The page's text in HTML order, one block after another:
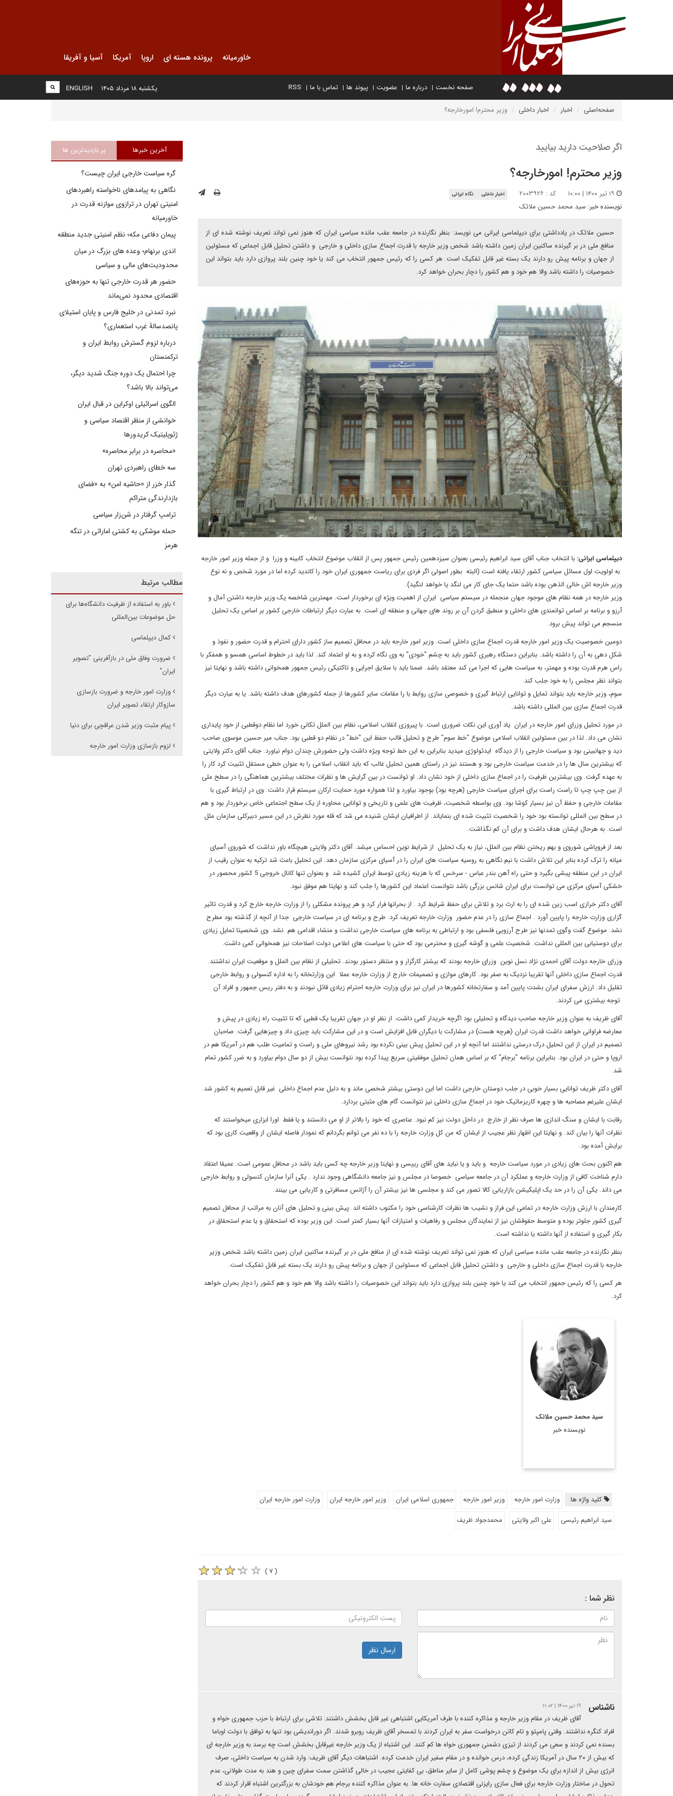
خاورمیانه پرونده هسته ای اروپا آمریکا آسیا و آفریقا
صفحه نخست درباره ما عضویت پیوند ها تماس با ما RSS
ENGLISH یکشنبه ۱۸ مرداد ۱۴۰۵
صفحه‌اصلی اخبار اخبار داخلی وزیر محترم! امورخارجه؟
اگر صلاحیت دارید بیایید
وزیر محترم! امورخارجه؟
کد : ۲۰۰۳۹۲۶ اخبار داخلی نگاه ایرانی
نویسنده خبر: سید محمد حسین ملائک
حسین ملائک در یادداشتی برای دیپلماسی ایرانی می نویسد: بنظر نگارنده در جامعه عقب مانده سیاسی ایران که هنوز نمی تواند تعریف نوشته شده ای از
منافع ملی در بر گیرنده ساکنین ایران زمین داشته باشد شخص وزیر خارجه با قدرت اجماع سازی داخلی و خارجی و داشتن تحلیل قابل اجماعی که مسئولین
از جهان و برنامه پیش رو دارند یک بسته غیر قابل تفکیک است. هر کسی را که رئیس جمهور انتخاب می کند یا خود چنین بلند پروازی دارد باید بتواند این
خصوصیات را داشته باشد والا هم خود و هم کشور را دچار بحران خواهد کرد.
دیپلماسی ایرانی: با انتخاب جناب آقای سید ابراهیم رئیسی بعنوان سیزدهمین رئیس جمهور پس از انقلاب موضوع انتخاب کابینه و وزرا و از جمله وزیر امور خارجه
به اولویت اول مسائل سیاسی کشور ارتقاء یافته است (البته بطور اصولی اگر فردی برای ریاست جمهوری ایران خود را کاندید کرده اما در مورد شخص و نه نوع
وزیر خارجه اش خالی الذهن بوده باشد حتما یک جای کار می لنگد یا خواهد لنگید).
وزیر خارجه در همه نظام های موجود جهان منجمله در سیستم سیاسی ایران از اهمیت ویژه ای برخوردار است. مهمترین شاخصه یک وزیر خارجه داشتن آمال و
آرزو و برنامه بر اساس توانمندی های داخلی و منطبق کردن آن بر روند های جهانی و منطقه ای است. به عبارت دیگر ارتباطات خارجی کشور بر اساس یک تحلیل
منسجم می تواند پیش برود.
دومین خصوصیت یک وزیر امور خارجه قدرت اجماع سازی داخلی است. وزیر امور خارجه باید در محافل تصمیم ساز کشور دارای احترام و قدرت حضور و نفوذ و
شکل دهی به آن را داشته باشد. بنابراین دستگاه رهبری کشور باید به چشم "خودی" به وی نگاه کرده و به او اعتماد کند. لذا باید در خطوط اساسی همسو و همفکر با
راس هرم قدرت بوده و مهمتر، به سیاست هایی که اجرا می کند معتقد باشد. ضمنا باید با سلایق اجرایی و تاکتیکی رئیس جمهور همخوانی داشته باشد و نهایتا نیز
بتواند نظر مجلس را به خود جلب کند.
سوم، وزیر خارجه باید بتواند تمایل و توانایی ارتباط گیری و خصوصی سازی روابط با را مقامات سایر کشورها از جمله کشورهای هدف داشته باشد. یا به عبارت دیگر
قدرت اجماع سازی بین المللی داشته باشد.
در مورد تحلیل وزرای امور خارجه در ایران یاد آوری این نکات ضروری است. با پیروزی انقلاب اسلامی، نظام بین الملل تکانی خورد اما نظام دوقطبی از خود پایداری
نشان می داد. لذا در بین مسئولین انقلاب اسلامی موضوع "خط سوم" طرح و تحلیل قالب حفظ این "خط" در نظام دو قطبی بود. جناب میر حسین موسوی صاحب
دید و جهانبینی بود و سیاست خارجی را از دیدگاه ایدئولوژی میدید بنابراین به این خط توجه ویژه داشت ولی حضورش چندان دوام نیاورد. جناب آقای دکتر ولایتی
که بیشترین سال ها را در خدمت سیاست خارجی بود و هستند نیز در راستای همین تحلیل غالب که باید انقلاب اسلامی را به عنوان خطی مستقل تثبیت کرد کار را
به عهده گرفت. وی بیشترین ظرفیت را در اجماع سازی داخلی از خود نشان داد. او توانست در بین گرایش ها و نظرات مختلف بیشترین هماهنگی را در سطح ملی
از بین چپ چپ تا راست راست برای اجرای سیاست خارجی (هرچه بود) بوجود بیاورد و لذا همواره مورد حمایت ارکان سیستم قرار داشت. وی در ارتباط گیری با
مقامات خارجی و حفظ آن نیز بسیار کوشا بود. وی بواسطه شخصیت، ظرفیت های علمی و تاریخی و توانایی محاوره از یک سطح اجتماعی خاص برخوردار بود و هم
در سطح بین المللی توانسته بود خود را شخصیت تثبیت شده ای بنمایاند. از اطرافیان ایشان شنیده می شد که قله مورد نظرش در این مسیر دبیرکلی سازمان ملل
است. به هرحال ایشان هدف داشت و برای آن کم نگذاشت.
بعد از فروپاشی شوروی و بهم ریختن نظام بین الملل، نیاز به یک تحلیل از شرایط نوین احساس میشد. آقای دکتر ولایتی هیچگاه باور نداشت که شوروی آسیای
میانه را ترک کرده بنابر این تلاش داشت با نیم نگاهی به روسیه سیاست های ایران را در آسیای مرکزی سازمان دهد. این تحلیل باعث شد ترکیه به عنوان رقیب از
ایران در این منطقه پیشی بگیرد و حتی راه آهن بندر عباس - سرخس که با هزینه زیادی توسط ایران کشیده شد و بعنوان تنها کانال خروجی 5 کشور محصور در
خشکی آسیای مرکزی می توانست برای ایران شانس بزرگی باشد نتوانست اعتماد این کشورها را جلب کند و نهایتا هم موفق نبود.
آقای دکتر خرازی اسب زین شده ای را به ارث برد و تلاش برای حفظ شرایط کرد . از بحرانها فرار کرد و هر پرونده مشکلی را از وزارت خارجه خارج کرد و قدرت تاثیر
گزاری وزارت خارجه را پایین آورد . اجماع سازی را در عدم حضور وزارت خارجه تعریف کرد. طرح و برنامه ای در سیاست خارجی جدا از آنچه از گذشته بود مطرح
نشد. موضوع گفت وگوی تمدنها نیز طرح آرزویی فلسفی بود و ارتباطی به برنامه های سیاست خارجی نداشت و منشاء اقدامی هم نشد. وی شخصیتا تمایل زیادی
برای دوستیابی بین المللی نداشت. شخصیت علمی و گوشه گیری و محترمی بود که حتی با سیاست های اعلامی دولت اصلاحات نیز همخوانی کمی داشت.
وزرای خارجه دولت آقای احمدی نژاد نسل نوین وزرای خارجه بودند که بیشتر کارگزار و و منتظر دستور بودند. تحلیلی از نظام بین الملل و موقعیت ایران نداشتند.
قدرت اجماع سازی داخلی آنها تقریبا نزدیک به صفر بود. کارهای موازی و تصمیمات خارج از وزارت خارجه عملا این وزارتخانه را به اداره کنسولی و روابط خارجی
تقلیل داد. ارزش سفرای ایران بشدت پایین آمد و سفارتخانه کشورها در ایران نیز برای وزارت خارجه احترام زیادی قائل نبودند و به دفتر ریس جمهور و افراد آن
توجه بیشتری می کردند.
آقای ظریف به عنوان وزیر خارجه صاحب دیدگاه و تحلیلی بود اگرچه خریدار کمی داشت. از نظر او در جهان تقریبا یک قطبی که تا تثبیت راه زیادی در پیش و
معارضه فراوانی خواهد داشت قدرت ایران (هرچه هست) در مشارکت با دیگران قابل افزایش است و در این مشارکت باید چیزی داد و چیزهایی گرفت. صاحبان
تصمیم در ایران از این تحلیل درک درستی نداشتند اما آنچه او در این تحلیل پیش بینی نکرده بود رشد نیروهای ملی و راست و تمامیت طلب هم در آمریکا هم در
اروپا و حتی در ایران بود. بنابراین برنامه "برجام" که بر اساس همان تحلیل موفقیتی سریع پیدا کرده بود نتوانست بیش از دو سال دوام بیاورد و به ضرر کشور تمام
شد.
آقای دکتر ظریف توانایی بسیار خوبی در جلب دوستان خارجی داشت اما این دوستی بیشتر شخصی ماند و به دلیل عدم اجماع داخلی غیر قابل تعمیم به کشور شد.
ایشان علیرغم مصاحبه ها و چهره کاریزماتیک خود در اجماع سازی داخلی نیز نتوانست گام های مثبتی بردارد.
رقابت با ایشان و سنگ اندازی ها صرف نظر از خارج در داخل دولت نیز کم نبود. عناصری که خود را بالاتر از او می دانستند و یا فقط اورا ابزاری میخواستند که
نظرات آنها را بیان کند. و نهایتا این اظهار نظر عجیب از ایشان که من کل وزارت خارجه را با ده نفر می توانم بگردانم که نمودار فاصله ایشان از واقعیت کاری بود که
برایش آمده بود.
هم اکنون بحث های زیادی در مورد سیاست خارجه و باید و یا نباید های آقای رییسی و نهایتا وزیر خارجه چه کسی باید باشد در محافل عمومی است. عمیقا اعتقاد
دارم شناخت کافی از وزارت خارجه و عملکرد آن در جامعه سیاسی خصوصا در مجلس و نیز جامعه دانشگاهی وجود ندارد . یکی آنرا سازمان کنسولی و روابط خارجی
می داند. یکی آن را در حد یک اپلیکیشن بازاریابی کالا تصور می کند و مجلسی ها نیز بیشتر آن را آژانس مسافرتی و کاریابی می بینند.
کارمندان با ارزش وزارت خارجه در تمامی این فراز و نشیب ها نظرات کارشناسی خود را مکتوب داشته اند. پیش بینی و تحلیل های آنان به مراتب از محافل تصمیم
گیری کشور جلوتر بوده و متوسط حقوقشان نیز از نمایندگان مجلس و رفاهیات و امتیازات آنها بسیار کمتر است. این وزیر بوده که استحقاق و یا عدم استحقاق در
بکار گیری و استفاده از آنها داشته یا نداشته است.
بنظر نگارنده در جامعه عقب مانده سیاسی ایران که هنوز نمی تواند تعریف نوشته شده ای از منافع ملی در بر گیرنده ساکنین ایران زمین داشته باشد شخص وزیر
خارجه با قدرت اجماع سازی داخلی و خارجی و داشتن تحلیل قابل اجماعی که مسئولین از جهان و برنامه پیش رو دارند یک بسته غیر قابل تفکیک است.
هر کسی را که رئیس جمهور انتخاب می کند یا خود چنین بلند پروازی دارد باید بتواند این خصوصیات را داشته باشد والا هم خود و هم کشور را دچار بحران خواهد
کرد.
سید محمد حسین ملائک
نویسنده خبر
سید محمد حسین ملائک،
سفیر اسبق ایران در
سوئیس و چین بوده است.
اطلاعات بیشتر
کلید واژه ها: وزارت امور خارجه وزیر امور خارجه جمهوری اسلامی ایران وزیر امور خارجه ایران
وزارت امور خارجه ایران
سید ابراهیم رئیسی
علی اکبر ولایتی محمدجواد ظریف
( ۷ )
نظر شما :
ارسال نظر
ناشناس ۱۹ تیر ۱۴۰۰ | ۱۱:۰۲
آقای ظریف در مقام وزیر خارجه و مذاکره کننده با طرف آمریکایی اشتباهی غیر قابل بخشش داشتند: تلاشی برای ارتباط با حزب جمهوری خواه و
افراد کنگره نداشتند. وقتی پامپئو و تام کاتن درخواست سفر به ایران کردند با تمسخر آقای ظریف روبرو شدند. اگر دوراندیشی بود تنها به توافق با دولت اوباما
بسنده نمی کردند و سعی می کردند از تیزی دشمنی جمهوری خواه ها کم کنند. این اشتباه از یک وزیر خارجه غیرقابل بخشش است چه برسد به وزیر خارجه ای
که بیش از ۲۰ سال در آمریکا زندگی کرده، درس خوانده و در مقام سفیر ایران خدمت کرده. اشتباهات دیگر آقای ظریف: وارد شدن به سیاست داخلی، صرف
انرژی بیش از اندازه برای یک موضوع و چشم پوشی کامل از سایر مناطق، بی کفایتی عجیب در خالی گذاشتن سمت سفرای چین و هند به مدت طولانی، عدم
تحول در ساختار وزارت خارجه برای فعال سازی رایزنی اقتصادی سفارت خانه ها. به عنوان مذاکره کننده برجام هم خودشان به بزرگترین اشتباه اقرار کردند که
آخرین خبرها پر بازدیدترین ها
گره سیاست خارجی ایران چیست؟
نگاهی به پیامدهای ناخواسته راهبردهای
امنیتی تهران در ترازوی موازنه قدرت در
خاورمیانه
پیمان دفاعی مکه؛ نظم امنیتی جدید منطقه
اندی برنهام؛ وعده های بزرگ در میان
محدودیت‌های مالی و سیاسی
حضور هر قدرت خارجی تنها به حوزه‌های
اقتصادی محدود نمی‌ماند
نبرد تمدنی در خلیج فارس و پایان استیلای
پانصدسالۀ غرب استعماری؟
درباره لزوم گسترش روابط ایران و
ترکمنستان
چرا احتمال یک دوره جنگ شدید دیگر،
می‌تواند بالا باشد؟
الگوی اسرائیلی اوکراین در قبال ایران
خوانشی از منظر اقتصاد سیاسی و
ژئوپلیتیک کریدورها
«محاصره در برابر محاصره»
سه خطای راهبردی تهران
گذار خزر از «حاشیه امن» به «فضای
بازدارندگی متراکم
ترامپ گرفتار در شن‌زار سیاسی
حمله موشکی به کشتی اماراتی در تنگه
هرمز
مطالب مرتبط
باور به استفاده از ظرفیت دانشگاه‌ها برای
حل موضوعات بین‌المللی
کمال دیپلماسی
ضرورت وفاق ملی در بازآفرینی "تصویر
ایران"
وزارت امور خارجه و ضرورت بازسازی
سازوکار ارتقاء تصویر ایران
پیام مثبت وزیر شدن عراقچی برای دنیا
لزوم بازسازی وزارت امور خارجه